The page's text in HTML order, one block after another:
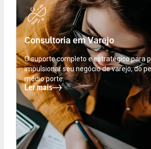
Consultoria em Varejo
O suporte completo e estratégico para
impulsionar seu negócio de varejo, do
médio porte.
Ler mais